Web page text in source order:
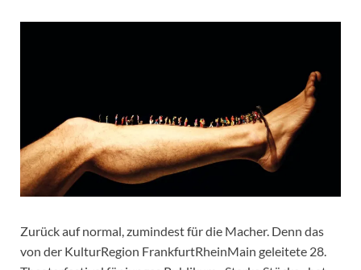
Zurück auf normal, zumindest für die Macher. Denn das
von der KulturRegion FrankfurtRheinMain geleitete 28.